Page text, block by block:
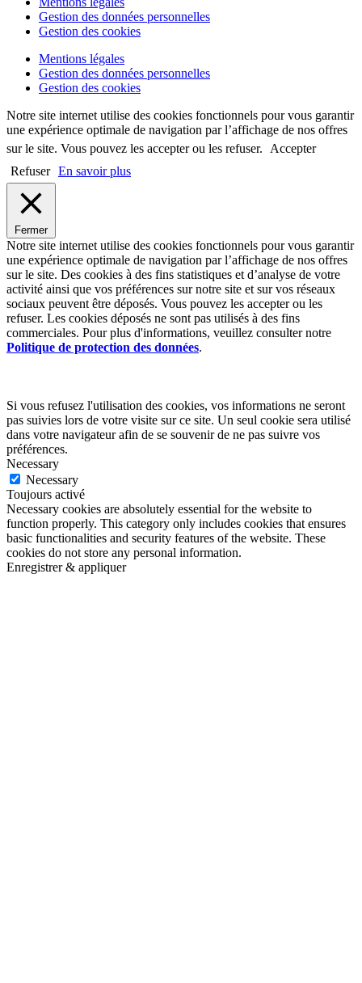
Gestion des données personnelles
Gestion des cookies
Mentions légales
Gestion des données personnelles
Gestion des cookies
Notre site internet utilise des cookies fonctionnels pour vous garantir
une expérience optimale de navigation par l’affichage de nos offres
sur le site. Vous pouvez les accepter ou les refuser.
Accepter
Refuser En savoir plus
Fermer
Notre site internet utilise des cookies fonctionnels pour vous garantir
une expérience optimale de navigation par l’affichage de nos offres
sur le site. Des cookies à des fins statistiques et d’analyse de votre
activité ainsi que vos préférences sur notre site et sur vos réseaux
sociaux peuvent être déposés. Vous pouvez les accepter ou les
refuser. Les cookies déposés ne sont pas utilisés à des fins
commerciales. Pour plus d'informations, veuillez consulter notre
Politique de protection des données.
Si vous refusez l'utilisation des cookies, vos informations ne seront
pas suivies lors de votre visite sur ce site. Un seul cookie sera utilisé
dans votre navigateur afin de se souvenir de ne pas suivre vos
préférences.
Necessary
Necessary
Toujours activé
Necessary cookies are absolutely essential for the website to
function properly. This category only includes cookies that ensures
basic functionalities and security features of the website. These
cookies do not store any personal information.
Enregistrer & appliquer